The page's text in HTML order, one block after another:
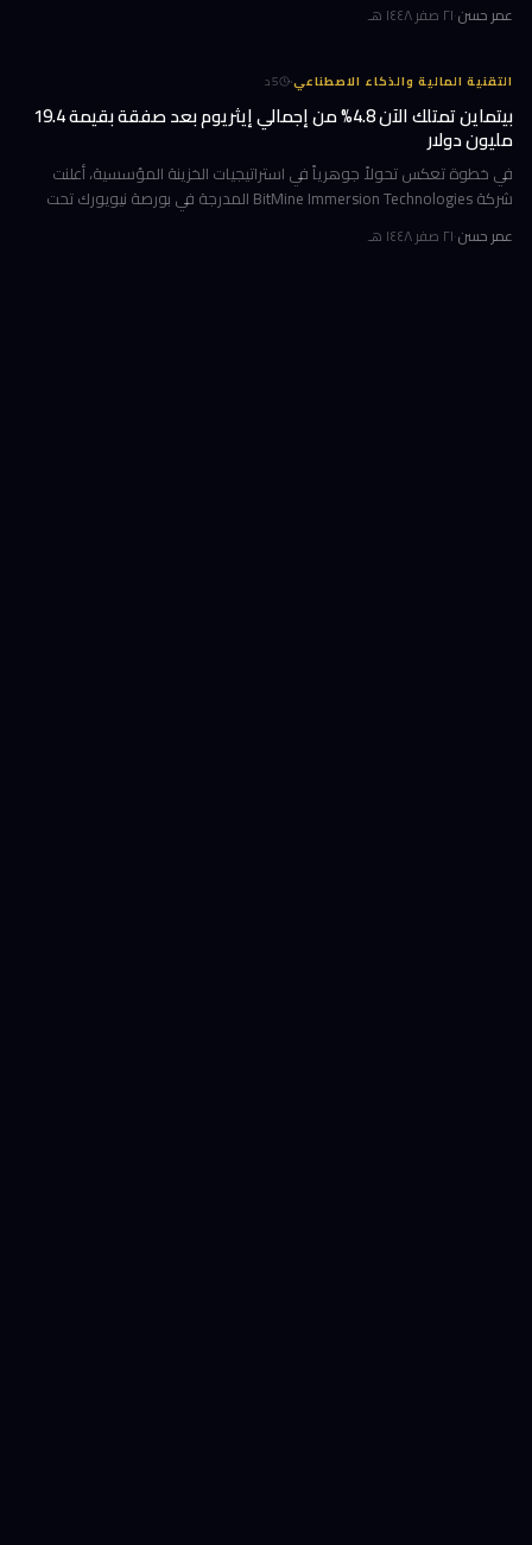
عمر حسن·٢١ صفر ١٤٤٨ هـ
التقنية المالية والذكاء الاصطناعي·
5د
بيتماين تمتلك الآن 4.8% من إجمالي إيثريوم بعد صفقة بقيمة 19.4
مليون دولار
في خطوة تعكس تحولاً جوهرياً في استراتيجيات الخزينة المؤسسية، أعلنت
شركة BitMine Immersion Technologies المدرجة في بورصة نيويورك تحت
عمر حسن·٢١ صفر ١٤٤٨ هـ